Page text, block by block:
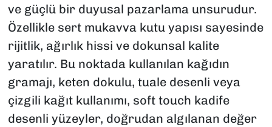
ve güçlü bir duyusal pazarlama unsurudur.
Özellikle sert mukavva kutu yapısı sayesinde
rijitlik, ağırlık hissi ve dokunsal kalite
yaratılır. Bu noktada kullanılan kağıdın
gramajı, keten dokulu, tuale desenli veya
çizgili kağıt kullanımı, soft touch kadife
desenli yüzeyler, doğrudan algılanan değer